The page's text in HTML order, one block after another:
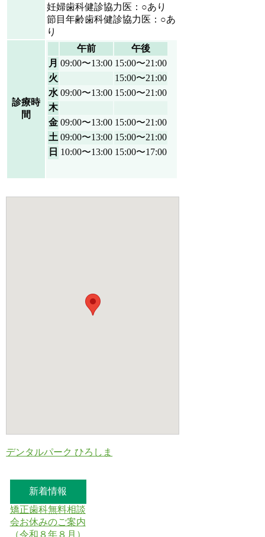
妊婦歯科健診協力医：○あり
節目年齢歯科健診協力医：○あ
り
診療時
間
午前
午後
月 09:00〜13:00 15:00〜21:00
火
15:00〜21:00
水 09:00〜13:00 15:00〜21:00
木
金 09:00〜13:00 15:00〜21:00
土 09:00〜13:00 15:00〜21:00
日 10:00〜13:00 15:00〜17:00
デンタルパーク ひろしま
新着情報
矯正歯科無料相談
会お休みのご案内
（令和８年８月）